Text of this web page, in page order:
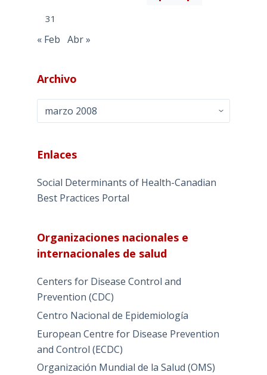
31
« Feb Abr »
Archivo
Enlaces
Social Determinants of Health-Canadian
Best Practices Portal
Organizaciones nacionales e
internacionales de salud
Centers for Disease Control and
Prevention (CDC)
Centro Nacional de Epidemiología
European Centre for Disease Prevention
and Control (ECDC)
Organización Mundial de la Salud (OMS)